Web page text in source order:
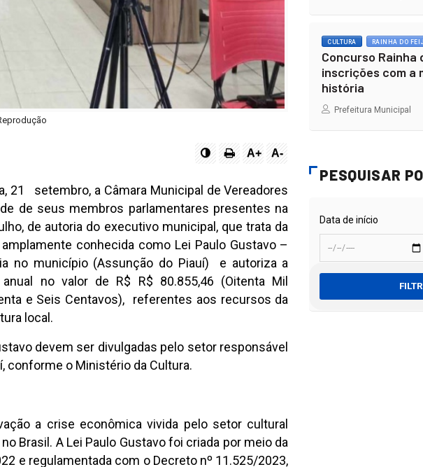
A+ A-
21 setembro, a Câmara Municipal de Vereadores
de seus membros parlamentares presentes na
de autoria do executivo municipal, que trata da
conhecida como Lei Paulo Gustavo –
no município (Assunção do Piauí) e autoriza a
no valor de R$ R$ 80.855,46 (Oitenta Mil
e Seis Centavos), referentes aos recursos da
local.
devem ser divulgadas pelo setor responsável
conforme o Ministério da Cultura.
a crise econômica vivida pelo setor cultural
Brasil. A Lei Paulo Gustavo foi criada por meio da
e regulamentada com o Decreto nº 11.525/2023,
CULTURA RAINHA DO
Concurso Rainha
inscrições com a
história
Prefeitura Municipal
PESQUISAR
Data de início